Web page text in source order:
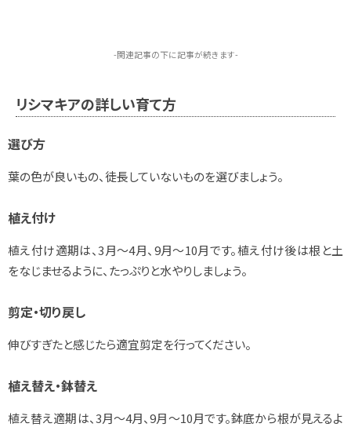
-関連記事の下に記事が続きます-
リシマキアの詳しい育て方
選び方
葉の色が良いもの、徒長していないものを選びましょう。
植え付け
植え付け適期は、3月～4月、9月～10月です。植え付け後は根と土
をなじませるように、たっぷりと水やりしましょう。
剪定・切り戻し
伸びすぎたと感じたら適宜剪定を行ってください。
植え替え・鉢替え
植え替え適期は、3月～4月、9月～10月です。鉢底から根が見えるよ